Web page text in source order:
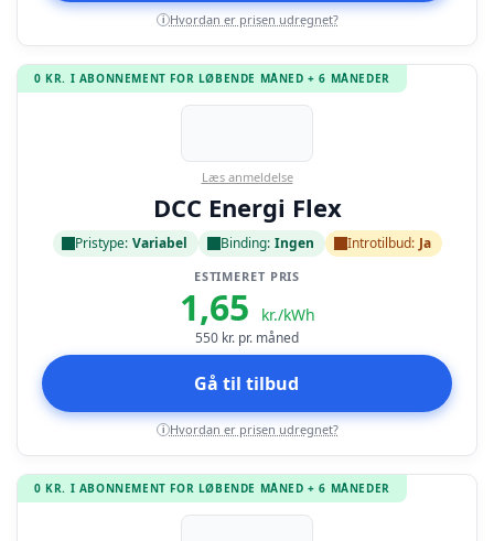
i Hvordan er prisen udregnet?
0 KR. I ABONNEMENT FOR LØBENDE MÅNED + 6 MÅNEDER
Læs anmeldelse
DCC Energi Flex
Pristype: Variabel Binding: Ingen Introtilbud: Ja
ESTIMERET PRIS
1,65 kr./kWh
550 kr. pr. måned
Gå til tilbud
i Hvordan er prisen udregnet?
0 KR. I ABONNEMENT FOR LØBENDE MÅNED + 6 MÅNEDER